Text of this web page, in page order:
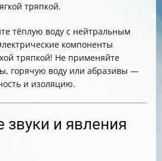
тряпкой.
тёплую воду с нейтральным
компоненты
тряпкой! Не применяйте
горячую воду или абразивы —
и изоляцию.
и явления